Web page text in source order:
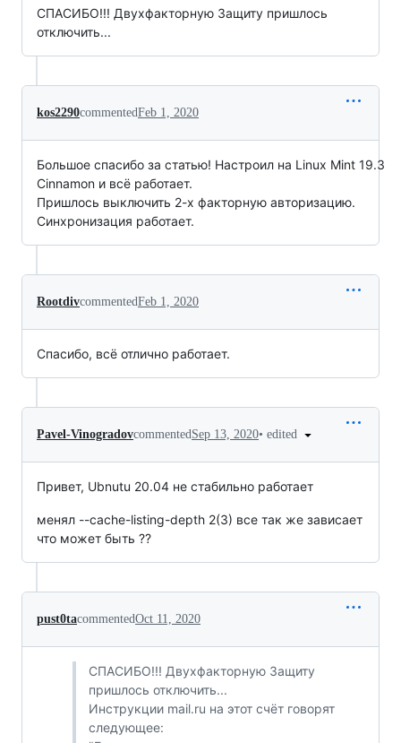
СПАСИБО!!! Двухфакторную Защиту пришлось
отключить...
kos2290commentedFeb 1, 2020
Большое спасибо за статью! Настроил на Linux Mint 19.3
Cinnamon и всё работает.
Пришлось выключить 2-х факторную авторизацию.
Синхронизация работает.
RootdivcommentedFeb 1, 2020
Спасибо, всё отлично работает.
Pavel-VinogradovcommentedSep 13, 2020• edited
Привет, Ubnutu 20.04 не стабильно работает
менял --cache-listing-depth 2(3) все так же зависает
что может быть ??
pust0tacommentedOct 11, 2020
СПАСИБО!!! Двухфакторную Защиту
пришлось отключить...
Инструкции mail.ru на этот счёт говорят
следующее: